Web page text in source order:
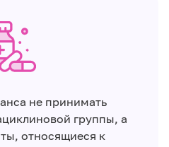
не принимать
группы, а
относящиеся к